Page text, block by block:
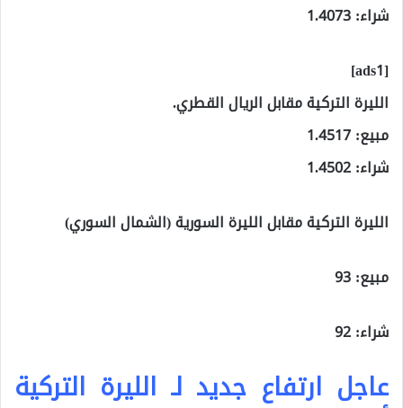
شراء: 1.4073
[ads1]
الليرة التركية مقابل الريال القطري.
مبيع: 1.4517
شراء: 1.4502
الليرة التركية مقابل الليرة السورية (الشمال السوري)
مبيع: 93
شراء: 92
عاجل ارتفاع جديد لـ الليرة التركية